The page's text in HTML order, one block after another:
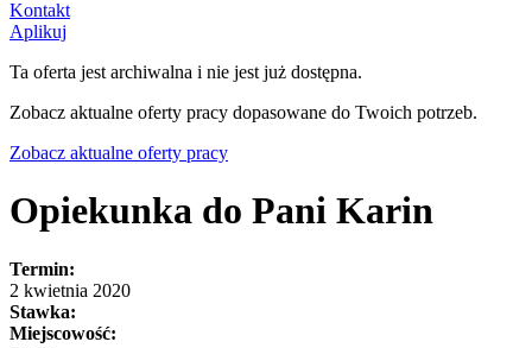
Kontakt
Aplikuj
Ta oferta jest archiwalna i nie jest już dostępna.
Zobacz aktualne oferty pracy dopasowane do Twoich potrzeb.
Zobacz aktualne oferty pracy
Opiekunka do Pani Karin
Termin:
2 kwietnia 2020
Stawka:
Miejscowość: